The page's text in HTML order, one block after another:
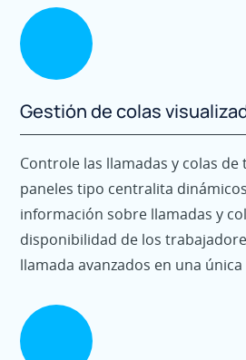
Gestión de colas
Controle las llamadas y colas
paneles tipo centralita
información sobre llamadas y
disponibilidad de los
llamada avanzados en una